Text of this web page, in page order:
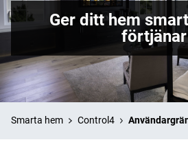
Ger ditt hem
förtjänar
Smarta hem Control4